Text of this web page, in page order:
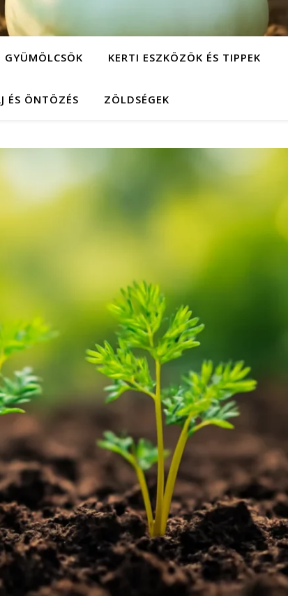
GYÜMÖLCSÖK KERTI ESZKÖZÖK ÉS TIPPEK
ÉS ÖNTÖZÉS ZÖLDSÉGEK